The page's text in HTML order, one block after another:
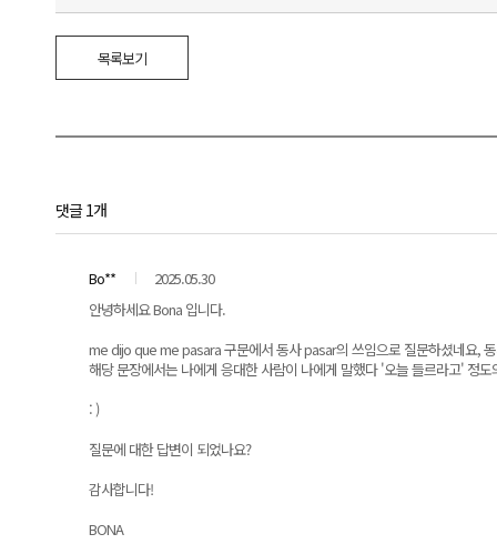
목록보기
댓글 1개
Bo**
2025.05.30
안녕하세요 Bona 입니다.
me dijo que me pasara 구문에서 동사 pasar의 쓰임으로 질문하셨네요,
해당 문장에서는 나에게 응대한 사람이 나에게 말했다 '오늘 들르라고' 정
: )
질문에 대한 답변이 되었나요?
감사합니다!
BONA